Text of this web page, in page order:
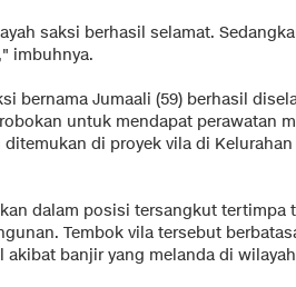
saksi berhasil selamat.
imbuhnya.
bernama Jumaali (59) berhasil
untuk mendapat perawatan
ditemukan di proyek vila di
dalam posisi tersangkut tertimpa
Tembok vila tersebut
akibat banjir yang melanda di